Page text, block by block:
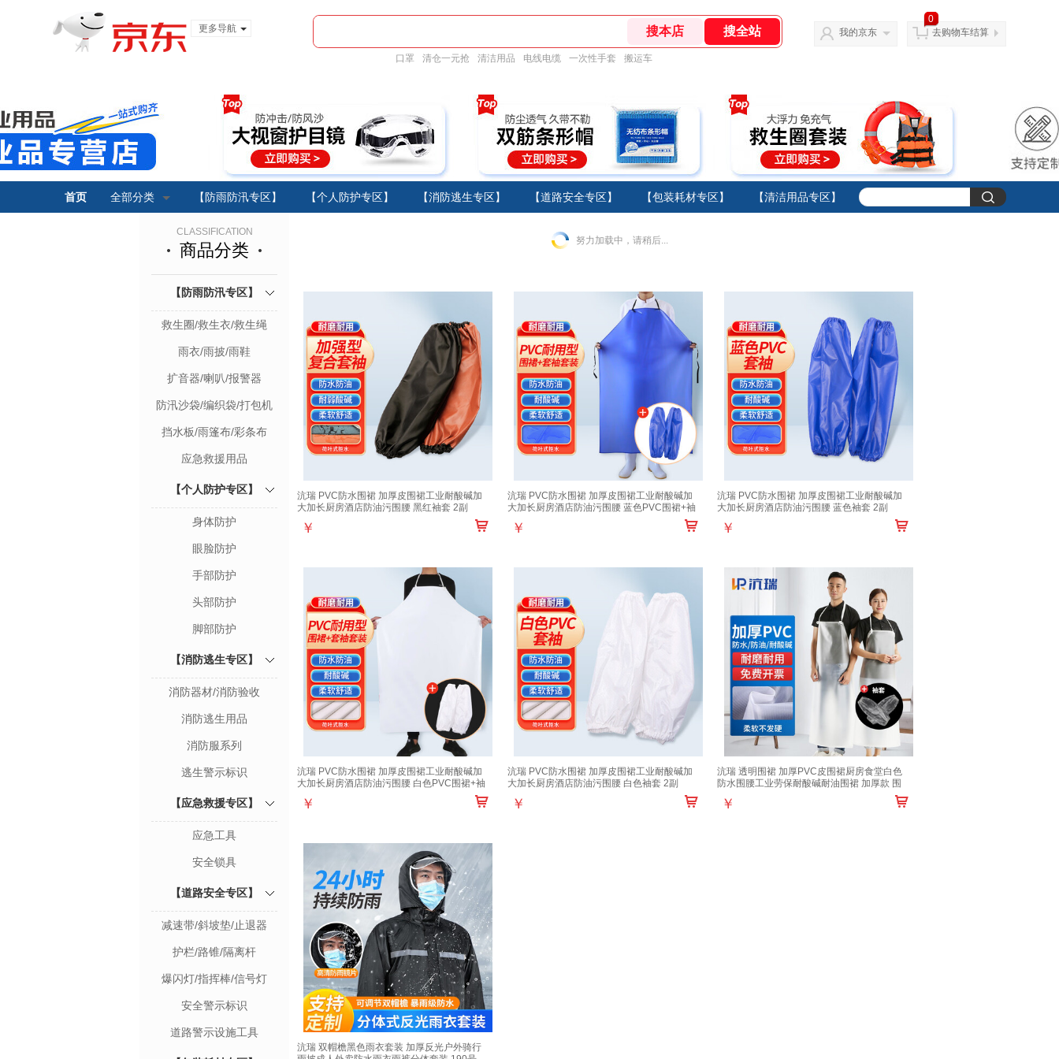
更多导航
口罩 清仓一元抢 清洁用品 电线电缆 一次性手套 搬运车
我的京东
0
去购物车结算
首页 全部分类 【防雨防汛专区】 【个人防护专区】 【消防逃生专区】 【道路安全专区】 【包装耗材专区】 【清洁用品专区】
CLASSIFICATION
商品分类
【防雨防汛专区】
救生圈/救生衣/救生绳
雨衣/雨披/雨鞋
扩音器/喇叭/报警器
防汛沙袋/编织袋/打包机
挡水板/雨篷布/彩条布
应急救援用品
【个人防护专区】
身体防护
眼脸防护
手部防护
头部防护
脚部防护
【消防逃生专区】
消防器材/消防验收
消防逃生用品
消防服系列
逃生警示标识
【应急救援专区】
应急工具
安全锁具
【道路安全专区】
减速带/斜坡垫/止退器
护栏/路锥/隔离杆
爆闪灯/指挥棒/信号灯
安全警示标识
道路警示设施工具
努力加载中，请稍后...
沆瑞 PVC防水围裙 加厚皮围裙工业耐酸碱加
大加长厨房酒店防油污围腰 黑红袖套 2副
￥
沆瑞 PVC防水围裙 加厚皮围裙工业耐酸碱加
大加长厨房酒店防油污围腰 蓝色PVC围裙+袖
￥
沆瑞 PVC防水围裙 加厚皮围裙工业耐酸碱加
大加长厨房酒店防油污围腰 蓝色袖套 2副
￥
沆瑞 PVC防水围裙 加厚皮围裙工业耐酸碱加
大加长厨房酒店防油污围腰 白色PVC围裙+袖
￥
沆瑞 PVC防水围裙 加厚皮围裙工业耐酸碱加
大加长厨房酒店防油污围腰 白色袖套 2副
￥
沆瑞 透明围裙 加厚PVC皮围裙厨房食堂白色
防水围腰工业劳保耐酸碱耐油围裙 加厚款 围
￥
沆瑞 双帽檐黑色雨衣套装 加厚反光户外骑行